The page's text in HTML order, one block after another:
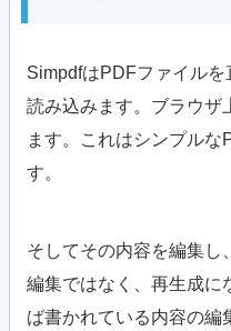
SimpdfはPDFファイル
読み込みます。ブラウザ
ます。これはシンプル
す。
そしてその内容を編集し
編集ではなく、再生成に
ば書かれている内容の編